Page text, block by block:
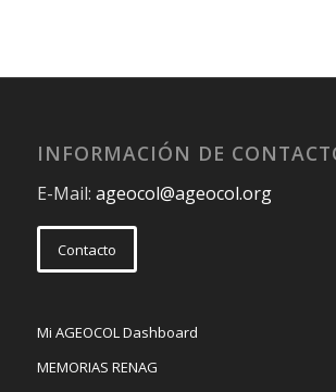
INFORMACIÓN DE
E-Mail: ageocol@ageocol.org
Contacto
Mi AGEOCOL Dashboard
MEMORIAS RENAG